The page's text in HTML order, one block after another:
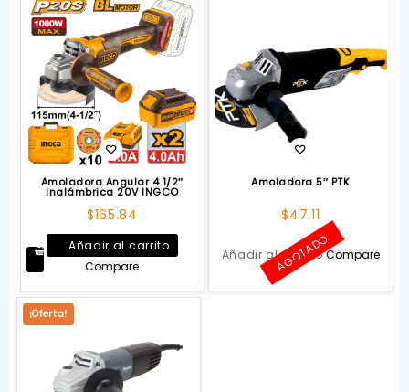
Amoladora Angular 4 1/2″
Inalámbrica 20V INGCO
$165.84
Añadir al carrito
Compare
Amoladora 5″ PTK
$47.11
Añadir al carrito
AGOTADOCompare
¡Oferta!